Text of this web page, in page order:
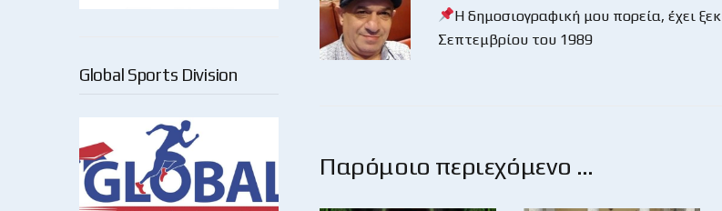
Global Sports Division
Η δημοσιογραφική μου πορεία, έχει
Σεπτεμβρίου του 1989
Παρόμοιο περιεχόμενο …